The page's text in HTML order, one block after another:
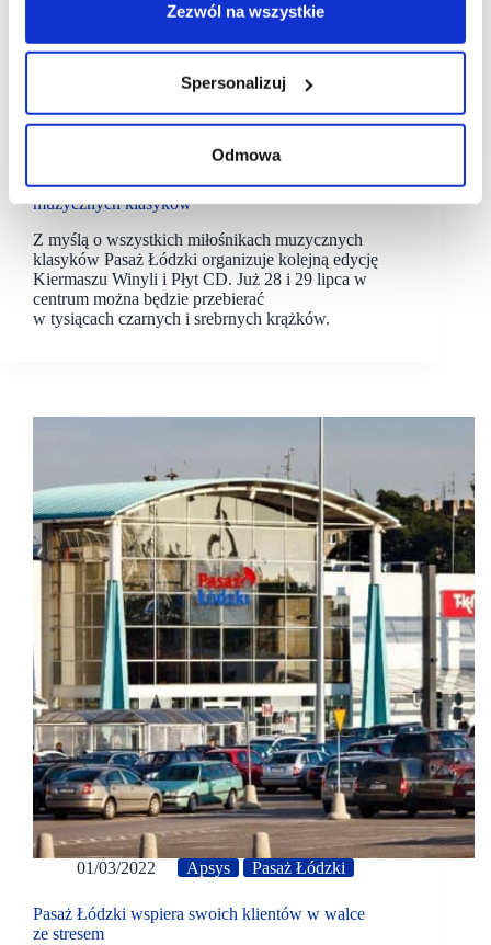
Zezwól na wszystkie
Spersonalizuj
Odmowa
24/07/2023 Pasaż Łódzki
Muzyka z gramofonu znów popłynie w Pasażu
Łódzkim. Rusza kiermasz dla miłośników
muzycznych klasyków
Z myślą o wszystkich miłośnikach muzycznych
klasyków Pasaż Łódzki organizuje kolejną edycję
Kiermaszu Winyli i Płyt CD. Już 28 i 29 lipca w
centrum można będzie przebierać
w tysiącach czarnych i srebrnych krążków.
01/03/2022 Apsys Pasaż Łódzki
Pasaż Łódzki wspiera swoich klientów w walce
ze stresem